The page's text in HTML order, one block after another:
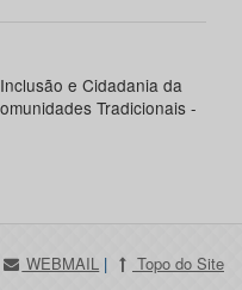
e Cidadania da
Tradicionais -
WEBMAIL | Topo do Site